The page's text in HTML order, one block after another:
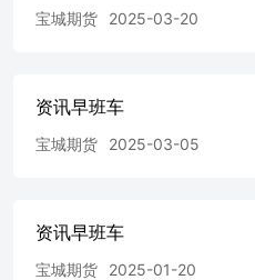
期占比降至22%，黄金成
从25%下调至15%，进口
和设备制造商投入成本，
将其与制造业复兴联系，
车、钢铁、铝及软木征收
宝城期货 2025-03-20
资讯早班车
宝城期货 2025-03-05
资讯早班车
宝城期货 2025-01-20